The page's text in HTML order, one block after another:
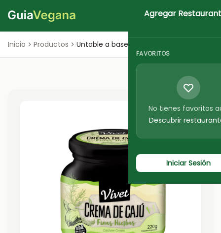
Iniciar Sesion
Agregar
FAVORITOS
No tienes favoritos
Descubrir
Iniciar Sesión
Inicio Productos Untable a base de Castañas